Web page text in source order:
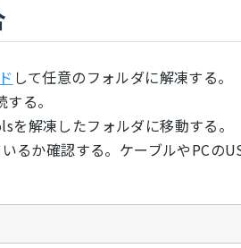
して任意のフォルダに解凍する。
る。
解凍したフォルダに移動する。
るか確認する。ケーブルやPCの